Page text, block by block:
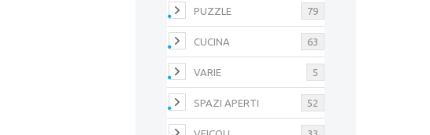
PUZZLE 79
CUCINA 63
VARIE 5
SPAZI APERTI 52